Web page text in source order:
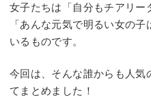
女子たちは「自分もチアリー
「あんな元気で明るい女の
いるものです。
今回は、そんな誰からも人気
てまとめました！